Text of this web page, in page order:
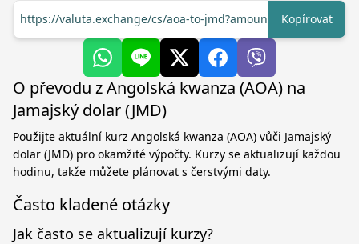
https://valuta.exchange/cs/aoa-to-jmd?amount=1Kopírovat
O převodu z Angolská kwanza (AOA) na
Jamajský dolar (JMD)
Použijte aktuální kurz Angolská kwanza (AOA) vůči Jamajský
dolar (JMD) pro okamžité výpočty. Kurzy se aktualizují každou
hodinu, takže můžete plánovat s čerstvými daty.
Často kladené otázky
Jak často se aktualizují kurzy?